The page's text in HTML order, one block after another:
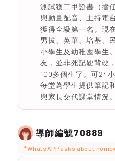
測試獲二甲證書（擔
與動畫配音、主持電
獲得全級第一名。現
男拔、英華、培基、
小學生及幼稚園學生
友，並非死記硬背硬
100多個生字。可24
每堂為學生提供筆記
與家長交代課堂情況。
導師編號70889
*WhatsAPP asks about